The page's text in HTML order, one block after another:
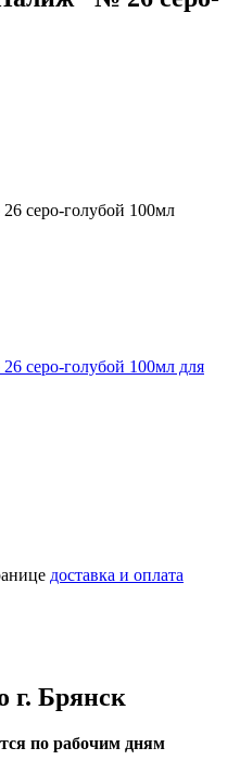
серо-голубой 100мл
доставка и оплата
г. Брянск
по рабочим дням